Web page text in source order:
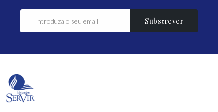
Subscrever